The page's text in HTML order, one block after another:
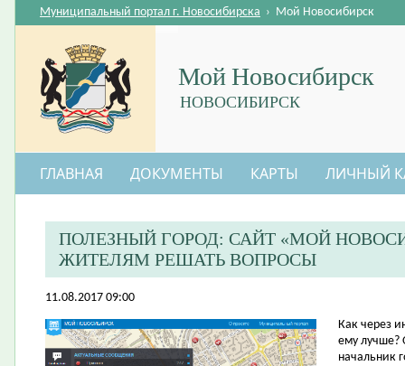
Мой Новосибирск
НОВОСИБИРСК
Муниципальный портал г. Новосибирска › Мой Новосибирск
ГЛАВНАЯ ДОКУМЕНТЫ КАРТЫ ЛИЧНЫЙ
ПОЛЕЗНЫЙ ГОРОД: САЙТ «МОЙ
ЖИТЕЛЯМ РЕШАТЬ ВОПРОСЫ
11.08.2017 09:00
​Как через
ему лучше?
начальник